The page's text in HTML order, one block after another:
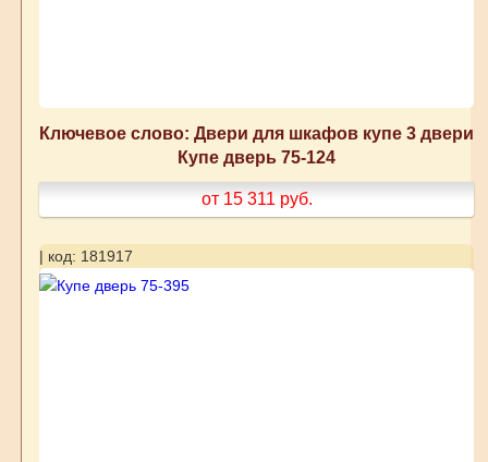
Ключевое слово: Двери для шкафов купе 3 двери
Купе дверь 75-124
от 15 311 руб.
| код: 181917